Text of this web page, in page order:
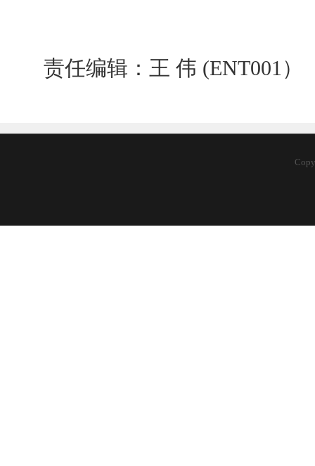
责任编辑：王 伟 (ENT001）